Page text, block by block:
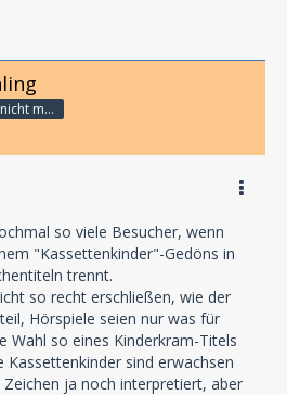
kostbaren Zeit für uns
Namen,
Dank Frau Körting! Küsse und
Ausstellern EUROPA,
Feldhahn für sein Vertrauen,
Live-Events und
Wilken, ohne
die Veranstaltung so
können.
uns, dass der Hörspiel-Shop
nur noch lesen, nicht mehr schreiben
so viele Besucher, wenn
"Kassettenkinder"-Gedöns in
trennt.
so recht erschließen, wie der
Hörspiele seien nur was für
Wahl so eines Kinderkram-Titels
Kassettenkinder sind erwachsen
ja noch interpretiert, aber